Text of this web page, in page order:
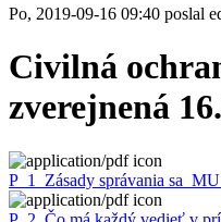
Po, 2019-09-16 09:40 poslal
Civilná
zverejnená
P_1_Zásady správania